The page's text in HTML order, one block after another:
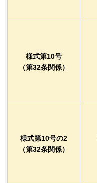
様式第10号
（第32条関係）
様式第10号の2
（第32条関係）